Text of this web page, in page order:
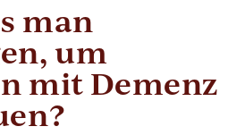
man
um
mit Demenz